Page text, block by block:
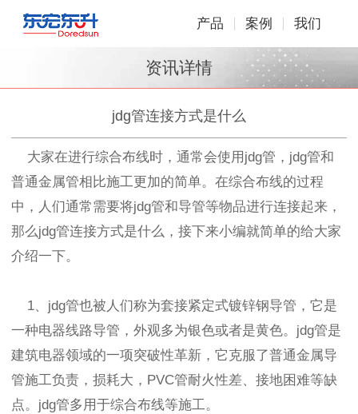
产品 案例 我们
资讯详情
jdg管连接方式是什么
大家在进行综合布线时，通常会使用jdg管，jdg管和
普通金属管相比施工更加的简单。在综合布线的过程
中，人们通常需要将jdg管和导管等物品进行连接起来，
那么jdg管连接方式是什么，接下来小编就简单的给大家
介绍一下。
1、jdg管也被人们称为套接紧定式镀锌钢导管，它是
一种电器线路导管，外观多为银色或者是黄色。jdg管是
建筑电器领域的一项突破性革新，它克服了普通金属导
管施工负责，损耗大，PVC管耐火性差、接地困难等缺
点。jdg管多用于综合布线等施工。